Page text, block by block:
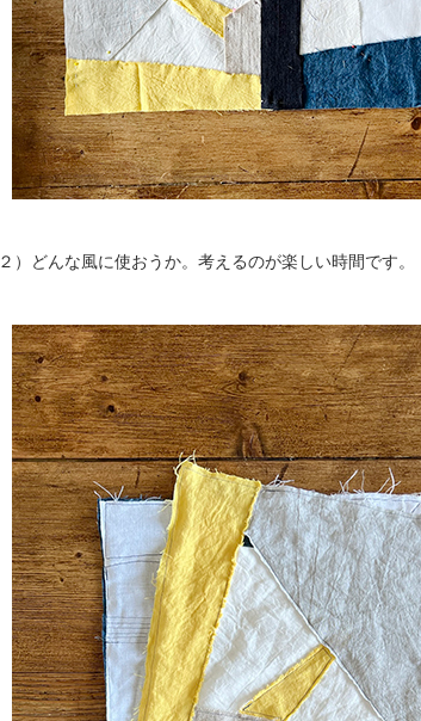
２）どんな風に使おうか。考えるのが楽しい時間です。